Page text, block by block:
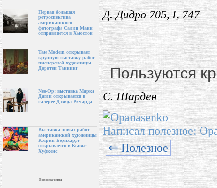
Первая большая
ретроспектива
американского
фотографа Салли Манн
отправляется в Хьюстон
Tate Modern открывает
крупную выставку работ
пионерской художницы
Доротеи Таннинг
Neo-Op: выставка Марка
Дагли открывается в
галерее Дэвида Ричарда
Выставка новых работ
американской художницы
Кэтрин Бернхардт
открывается в Ксавье
Хуфкенс
Вид искусства
Д. Дидро 705, I, 747
Пользуются
С. Шарден
Написал полезное:
⇐ Полезное